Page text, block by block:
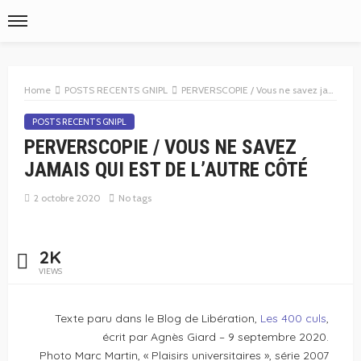
Home POSTS RECENTS GNIPL PERVERSCOPIE / Vous ne savez jamais qui est de l’autre côté
POSTS RECENTS GNIPL
PERVERSCOPIE / VOUS NE SAVEZ
JAMAIS QUI EST DE L’AUTRE CÔTÉ
2 octobre 2020 No tags
2K
VIEWS
Texte paru dans le Blog de Libération, Les 400 culs,
écrit par Agnès Giard – 9 septembre 2020.
Photo Marc Martin, « Plaisirs universitaires », série 2007